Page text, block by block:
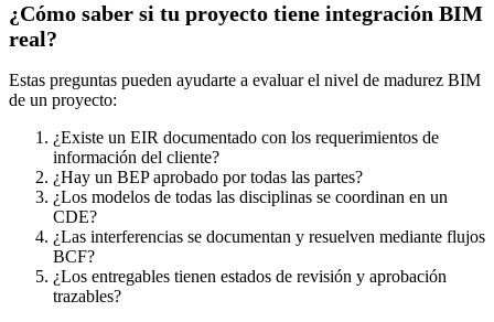
¿Cómo saber si tu proyecto tiene integración BIM
real?
Estas preguntas pueden ayudarte a evaluar el nivel de madurez BIM
de un proyecto:
¿Existe un EIR documentado con los requerimientos de
información del cliente?
¿Hay un BEP aprobado por todas las partes?
¿Los modelos de todas las disciplinas se coordinan en un
CDE?
¿Las interferencias se documentan y resuelven mediante flujos
BCF?
¿Los entregables tienen estados de revisión y aprobación
trazables?